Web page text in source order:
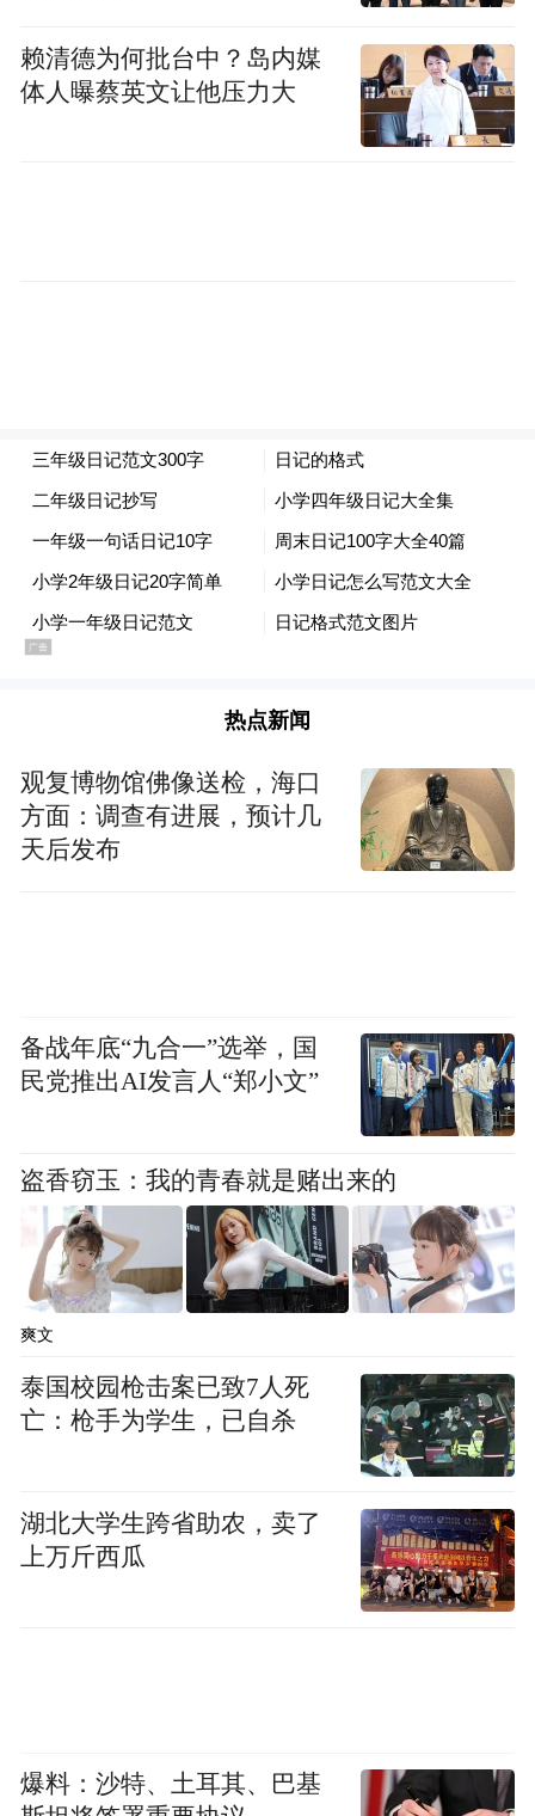
殖、预制食品等市场潜力大、带动能力强的
领域，精准对接产业融资需求，助力特色产
业提质增效、集群发展。截至2026年4月末，
区管委会、苗木商会对接，聚焦花木产业轻
资产特点，优化担保方式，助力花农、花商
扩大生产；在泗阳县，深化与农贸农批市
场、园区管理方等合作，为预制食品等特色
产业提供融资支持；在泗洪县，重点对接绿
康、金水、耀华等龙头企业，批量服务螃蟹
阡陌乡间潮头涌，金融赋能正当时。建行宿
迁分行将始终坚守金融服务初心，持续下沉
“特别声明：以上作品内容(包括在内的视频、图片或音
频)为凤凰网旗下自媒体平台“大风号”用户上传并发
Notice: The content above (including the videos,
pictures and audios if any) is uploaded and posted
by the user of Dafeng Hao, which is a social media
platform and merely provides information storage
space services.”
赖清德为何批台中？岛内媒
体人曝蔡英文让他压力大
热点新闻
观复博物馆佛像送检，海口
方面：调查有进展，预计几
天后发布
备战年底“九合一”选举，国
民党推出AI发言人“郑小文”
盗香窃玉：我的青春就是赌出来的
爽文
泰国校园枪击案已致7人死
亡：枪手为学生，已自杀
湖北大学生跨省助农，卖了
上万斤西瓜
爆料：沙特、土耳其、巴基